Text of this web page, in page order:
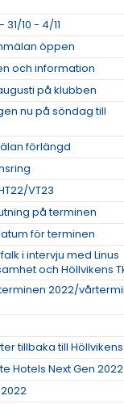
10 - 4/11
öppen
och information
på klubben
nu på söndag till
förlängd
VT23
på terminen
för terminen
i intervju med Linus
och Höllvikens
2022/
tillbaka till Höllvikens
Hotels Next Gen 2022